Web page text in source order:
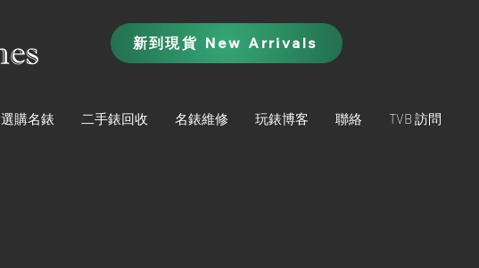
新到現貨 New Arrivals
選購名錶 二手錶回收 名錶維修 玩錶博客 聯絡 TVB 訪問